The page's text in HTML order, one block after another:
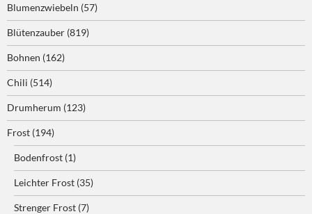
Blumenzwiebeln (57)
Blütenzauber (819)
Bohnen (162)
Chili (514)
Drumherum (123)
Frost (194)
Bodenfrost (1)
Leichter Frost (35)
Strenger Frost (7)